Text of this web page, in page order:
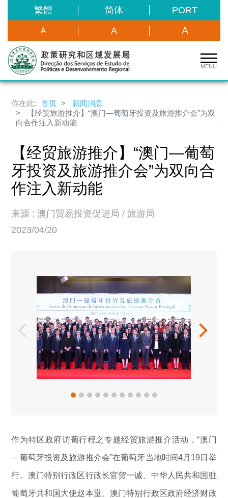
繁體 简体 PORT
A A A
MENU
你在此: 首页
新闻消息
【经贸旅游推介】“澳门—葡萄牙投资及旅游推介会”为双
向合作注入新动能
【经贸旅游推介】“澳门—葡萄
牙投资及旅游推介会”为双向合
作注入新动能
来源 : 澳门贸易投资促进局 / 旅游局
2023/04/20
作为特区政府访葡行程之专题经贸旅游推介活动，“澳门
—葡萄牙投资及旅游推介会”在葡萄牙当地时间4月19日举
行。澳门特别行政区行政长官贺一诚、中华人民共和国驻
葡萄牙共和国大使赵本堂、澳门特别行政区政府经济财政